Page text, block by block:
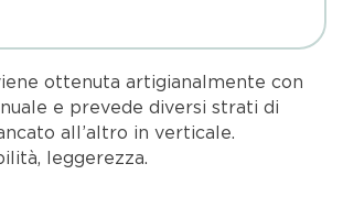
ottenuta artigianalmente con
e prevede diversi strati di
all’altro in verticale.
leggerezza.